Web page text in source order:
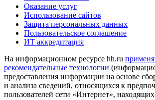
Оказание услуг
Использование сайтов
Защита персональных данных
Пользовательское соглашение
ИТ аккредитация
На информационном ресурсе hh.ru
рекомендательные технологии
предоставления информации на основе
и анализа сведений, относящихся к
пользователей сети «Интернет»,